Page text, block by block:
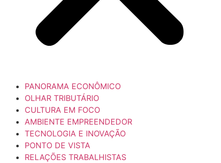
PANORAMA ECONÔMICO
OLHAR TRIBUTÁRIO
CULTURA EM FOCO
AMBIENTE EMPREENDEDOR
TECNOLOGIA E INOVAÇÃO
PONTO DE VISTA
RELAÇÕES TRABALHISTAS